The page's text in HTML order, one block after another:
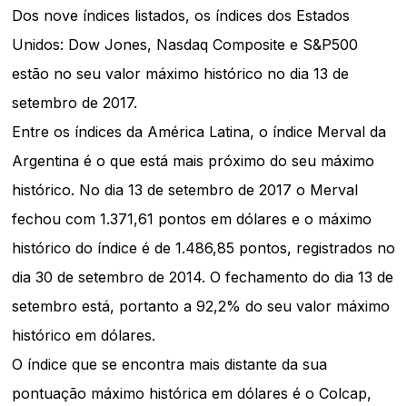
Dos nove índices listados, os índices dos Estados
Unidos: Dow Jones, Nasdaq Composite e S&P500
estão no seu valor máximo histórico no dia 13 de
setembro de 2017.
Entre os índices da América Latina, o índice Merval da
Argentina é o que está mais próximo do seu máximo
histórico. No dia 13 de setembro de 2017 o Merval
fechou com 1.371,61 pontos em dólares e o máximo
histórico do índice é de 1.486,85 pontos, registrados no
dia 30 de setembro de 2014. O fechamento do dia 13 de
setembro está, portanto a 92,2% do seu valor máximo
histórico em dólares.
O índice que se encontra mais distante da sua
pontuação máximo histórica em dólares é o Colcap,